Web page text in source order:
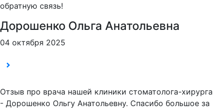
обратную связь!
Дорошенко Ольга Анатольевна
04 октября 2025
Отзыв про врача нашей клиники стоматолога-хирурга
- Дорошенко Ольгу Анатольевну. Спасибо большое за